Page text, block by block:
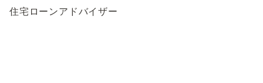
住宅ローンアドバイザー